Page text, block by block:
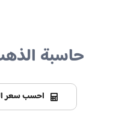
حاسبة
احسب سعر